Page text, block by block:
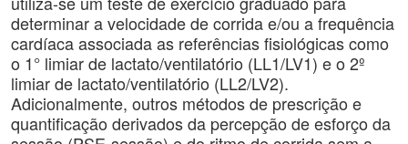
determinar a velocidade de corrida e/ou a frequência
cardíaca associada as referências fisiológicas como
o 1° limiar de lactato/ventilatório (LL1/LV1) e o 2º
limiar de lactato/ventilatório (LL2/LV2).
Adicionalmente, outros métodos de prescrição e
quantificação derivados da percepção de esforço da